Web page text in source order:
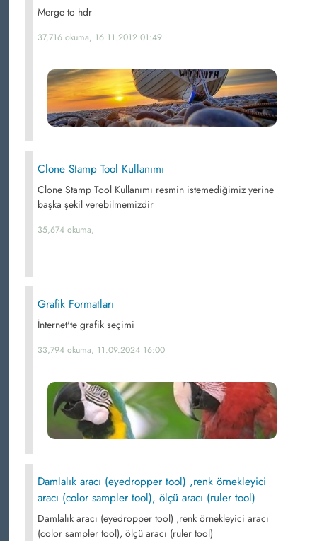
Merge to hdr
37,716 okuma, 16.11.2012 01:49
Clone Stamp Tool Kullanımı
Clone Stamp Tool Kullanımı resmin istemediğimiz yerine
başka şekil verebilmemizdir
35,674 okuma,
Grafik Formatları
İnternet'te grafik seçimi
33,794 okuma, 11.09.2024 16:00
Damlalık aracı (eyedropper tool) ,renk örnekleyici
aracı (color sampler tool), ölçü aracı (ruler tool)
Damlalık aracı (eyedropper tool) ,renk örnekleyici aracı
(color sampler tool), ölçü aracı (ruler tool)